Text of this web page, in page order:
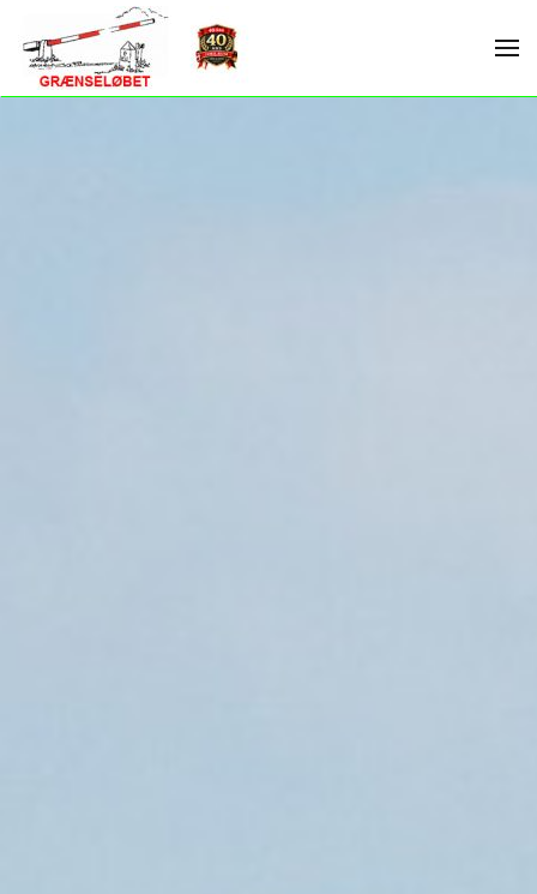
Skip to main content